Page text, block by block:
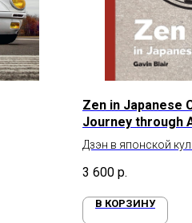
Zen in Japanese
Journey through
Life
Дзэн в японской
3 600 р.
В КОРЗИНУ